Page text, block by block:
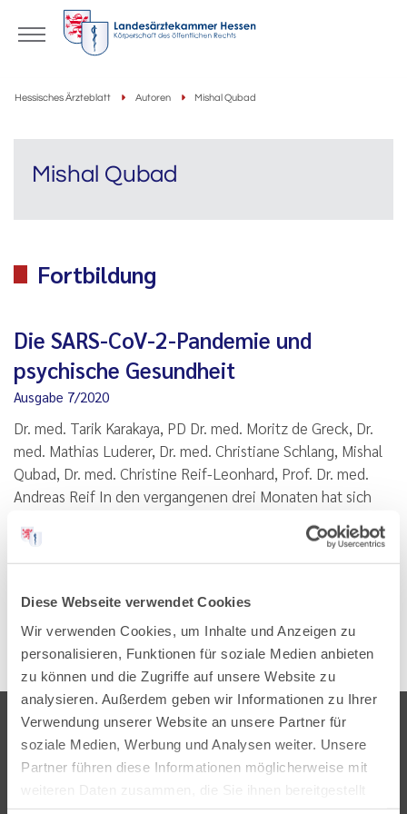
Diese Webseite verwendet Cookies
Wir verwenden Cookies, um Inhalte und Anzeigen zu
personalisieren, Funktionen für soziale Medien anbieten
zu können und die Zugriffe auf unsere Website zu
analysieren. Außerdem geben wir Informationen zu Ihrer
Verwendung unserer Website an unsere Partner für
soziale Medien, Werbung und Analysen weiter. Unsere
Partner führen diese Informationen möglicherweise mit
weiteren Daten zusammen, die Sie ihnen bereitgestellt
Hessisches Ärzteblatt Autoren Mishal Qubad
Mishal Qubad
Fortbildung
Die SARS-CoV-2-Pandemie und
psychische Gesundheit
Ausgabe 7/2020
Dr. med. Tarik Karakaya, PD Dr. med. Moritz de Greck, Dr.
med. Mathias Luderer, Dr. med. Christiane Schlang, Mishal
Qubad, Dr. med. Christine Reif-Leonhard, Prof. Dr. med.
Andreas Reif In den vergangenen drei Monaten hat sich